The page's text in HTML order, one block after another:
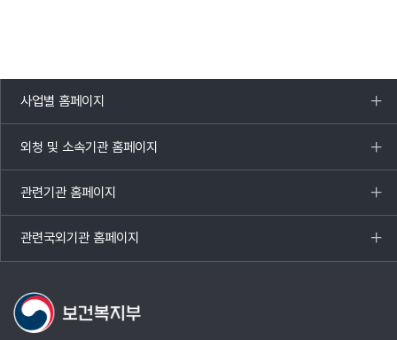
사업별 홈페이지
목록
열기
외청 및 소속기관 홈페이지
목록
열기
관련기관 홈페이지
목록
열기
관련국외기관 홈페이지
목록
열기